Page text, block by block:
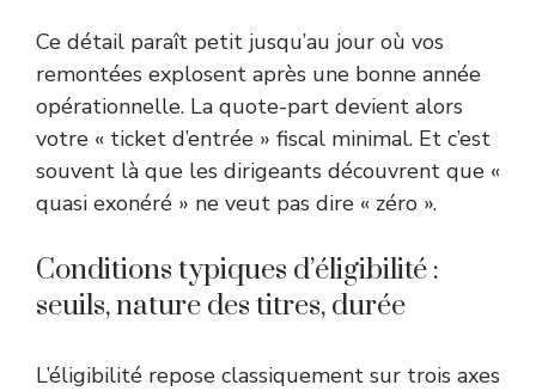
Ce détail paraît petit jusqu’au jour où vos
remontées explosent après une bonne année
opérationnelle. La quote-part devient alors
votre « ticket d’entrée » fiscal minimal. Et c’est
souvent là que les dirigeants découvrent que «
quasi exonéré » ne veut pas dire « zéro ».
Conditions typiques d’éligibilité :
seuils, nature des titres, durée
L’éligibilité repose classiquement sur trois axes